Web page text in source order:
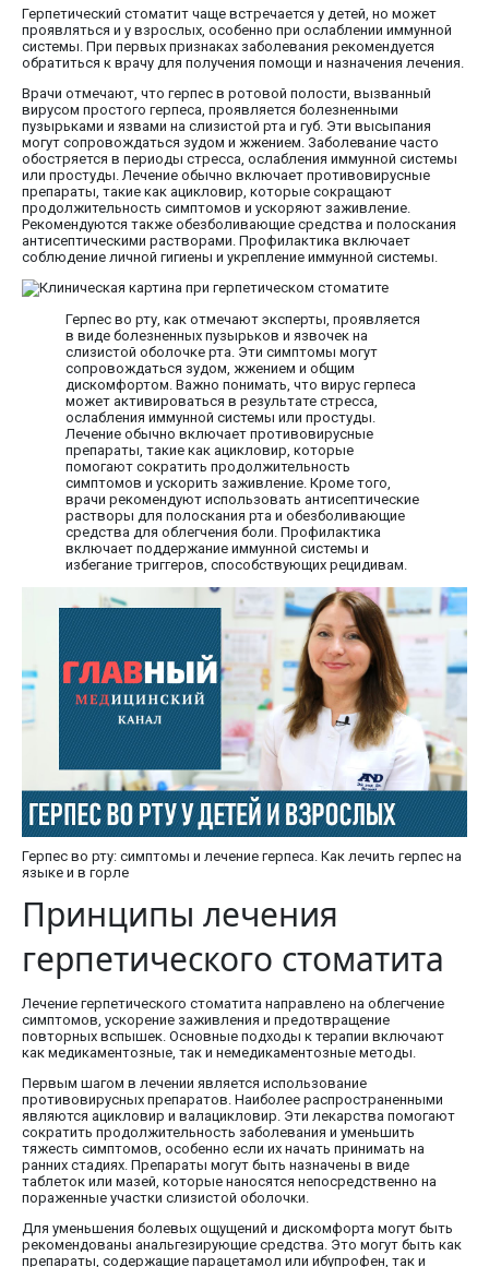
Герпетический стоматит чаще встречается у детей, но может
проявляться и у взрослых, особенно при ослаблении иммунной
системы. При первых признаках заболевания рекомендуется
обратиться к врачу для получения помощи и назначения лечения.
Врачи отмечают, что герпес в ротовой полости, вызванный
вирусом простого герпеса, проявляется болезненными
пузырьками и язвами на слизистой рта и губ. Эти высыпания
могут сопровождаться зудом и жжением. Заболевание часто
обостряется в периоды стресса, ослабления иммунной системы
или простуды. Лечение обычно включает противовирусные
препараты, такие как ацикловир, которые сокращают
продолжительность симптомов и ускоряют заживление.
Рекомендуются также обезболивающие средства и полоскания
антисептическими растворами. Профилактика включает
соблюдение личной гигиены и укрепление иммунной системы.
Герпес во рту, как отмечают эксперты, проявляется
в виде болезненных пузырьков и язвочек на
слизистой оболочке рта. Эти симптомы могут
сопровождаться зудом, жжением и общим
дискомфортом. Важно понимать, что вирус герпеса
может активироваться в результате стресса,
ослабления иммунной системы или простуды.
Лечение обычно включает противовирусные
препараты, такие как ацикловир, которые
помогают сократить продолжительность
симптомов и ускорить заживление. Кроме того,
врачи рекомендуют использовать антисептические
растворы для полоскания рта и обезболивающие
средства для облегчения боли. Профилактика
включает поддержание иммунной системы и
избегание триггеров, способствующих рецидивам.
Герпес во рту: симптомы и лечение герпеса. Как лечить герпес на
языке и в горле
Принципы лечения
герпетического стоматита
Лечение герпетического стоматита направлено на облегчение
симптомов, ускорение заживления и предотвращение
повторных вспышек. Основные подходы к терапии включают
как медикаментозные, так и немедикаментозные методы.
Первым шагом в лечении является использование
противовирусных препаратов. Наиболее распространенными
являются ацикловир и валацикловир. Эти лекарства помогают
сократить продолжительность заболевания и уменьшить
тяжесть симптомов, особенно если их начать принимать на
ранних стадиях. Препараты могут быть назначены в виде
таблеток или мазей, которые наносятся непосредственно на
пораженные участки слизистой оболочки.
Для уменьшения болевых ощущений и дискомфорта могут быть
рекомендованы анальгезирующие средства. Это могут быть как
препараты, содержащие парацетамол или ибупрофен, так и